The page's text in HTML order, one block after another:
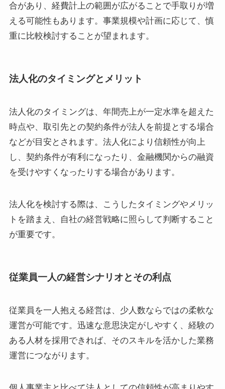
合があり、経費計上の範囲が広がることで手取りが増
える可能性もあります。事業規模や計画に応じて、慎
重に比較検討することが望まれます。
法人化のタイミングとメリット
法人化のタイミングは、年間売上が一定水準を超えた
時点や、取引先との契約条件が法人を前提とする場合
などが目安とされます。法人化により信頼性が向上
し、契約条件が有利になったり、金融機関からの融資
を受けやすくなったりする場合があります。
法人化を検討する際は、こうしたタイミングやメリッ
トを踏まえ、自社の経営戦略に照らして判断すること
が重要です。
従業員一人の経営シナリオとその利点
従業員を一人抱える経営は、少人数ならではの柔軟な
運営が可能です。迅速な意思決定がしやすく、経験の
ある人材を採用できれば、そのスキルを活かした業務
運営につながります。